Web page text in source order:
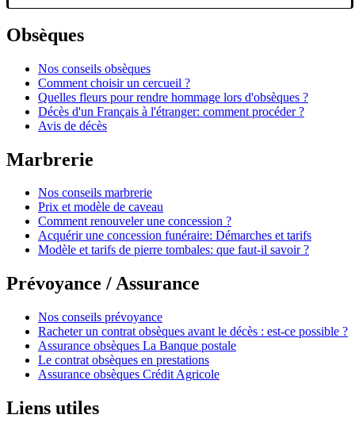
Obsèques
Nos conseils obsèques
Comment choisir un cercueil ?
Quelles fleurs pour rendre hommage lors d'obsèques ?
Décès d'un Français à l'étranger: comment procéder ?
Avis de décès
Marbrerie
Nos conseils marbrerie
Prix et modèle de caveau
Comment renouveler une concession ?
Acquérir une concession funéraire: Démarches et tarifs
Modèle et tarifs de pierre tombales: que faut-il savoir ?
Prévoyance / Assurance
Nos conseils prévoyance
Racheter un contrat obsèques avant le décès : est-ce possible ?
Assurance obsèques La Banque postale
Le contrat obsèques en prestations
Assurance obsèques Crédit Agricole
Liens utiles